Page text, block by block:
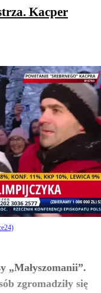
Kacper
„Małyszomanii”.
zgromadziły się